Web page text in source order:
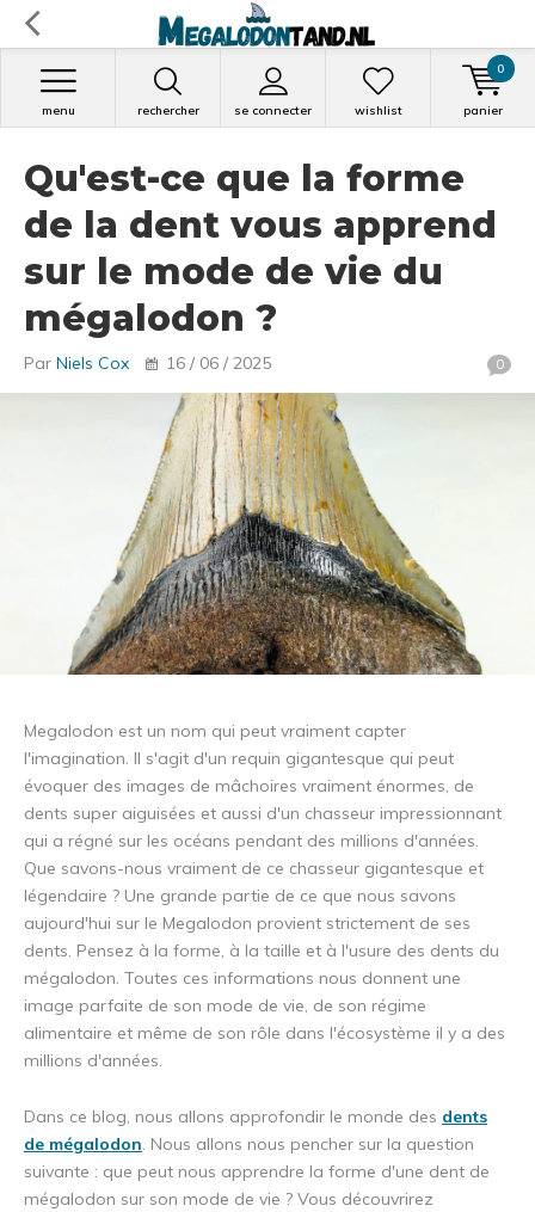
rechercher se connecter
menu wishlist panier
0
Qu'est-ce que la forme
de la dent vous apprend
sur le mode de vie du
mégalodon ?
Par Niels Cox 16 / 06 / 2025 0
Megalodon est un nom qui peut vraiment capter
l'imagination. Il s'agit d'un requin gigantesque qui peut
évoquer des images de mâchoires vraiment énormes, de
dents super aiguisées et aussi d'un chasseur impressionnant
qui a régné sur les océans pendant des millions d'années.
Que savons-nous vraiment de ce chasseur gigantesque et
légendaire ? Une grande partie de ce que nous savons
aujourd'hui sur le Megalodon provient strictement de ses
dents. Pensez à la forme, à la taille et à l'usure des dents du
mégalodon. Toutes ces informations nous donnent une
image parfaite de son mode de vie, de son régime
alimentaire et même de son rôle dans l'écosystème il y a des
millions d'années.
Dans ce blog, nous allons approfondir le monde des dents
de mégalodon. Nous allons nous pencher sur la question
suivante : que peut nous apprendre la forme d'une dent de
mégalodon sur son mode de vie ? Vous découvrirez